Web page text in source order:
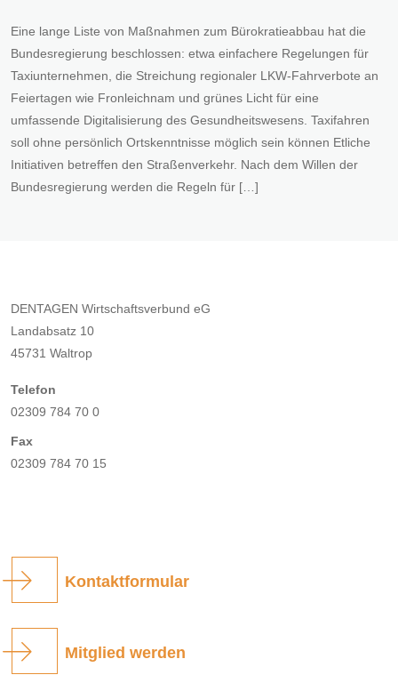
Eine lange Liste von Maßnahmen zum Bürokratieabbau hat die
Bundesregierung beschlossen: etwa einfachere Regelungen für
Taxiunternehmen, die Streichung regionaler LKW-Fahrverbote an
Feiertagen wie Fronleichnam und grünes Licht für eine
umfassende Digitalisierung des Gesundheitswesens. Taxifahren
soll ohne persönlich Ortskenntnisse möglich sein können Etliche
Initiativen betreffen den Straßenverkehr. Nach dem Willen der
Bundesregierung werden die Regeln für […]
DENTAGEN Wirtschaftsverbund eG
Landabsatz 10
45731 Waltrop
Telefon
02309 784 70 0
Fax
02309 784 70 15
Kontaktformular
Mitglied werden